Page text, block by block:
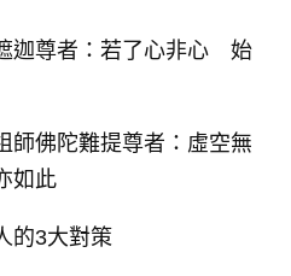
迦尊者：若了心非心 始
師佛陀難提尊者：虛空無
如此
的3大對策